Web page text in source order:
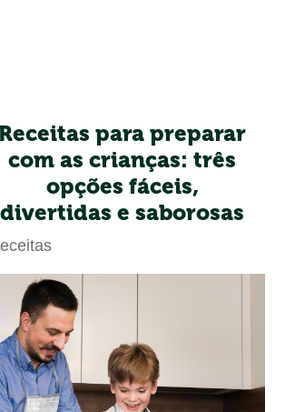
para preparar
com as crianças: três
opções fáceis,
divertidas e saborosas